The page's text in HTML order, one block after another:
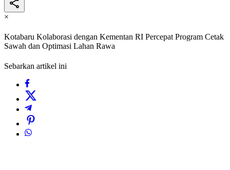
×
Kotabaru Kolaborasi dengan Kementan RI Percepat Program Cetak
Sawah dan Optimasi Lahan Rawa
Sebarkan artikel ini